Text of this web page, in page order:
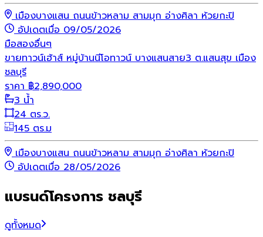
เมืองบางแสน ถนนข้าวหลาม สามมุก อ่างศิลา ห้วยกะปิ
อัปเดตเมื่อ 09/05/2026
มือสองอื่นๆ
ขายทาวน์เฮ้าส์ หมู่บ้านนีโอทาวน์ บางแสนสาย3 ต.แสนสุข เมือง
ชลบุรี
ราคา ฿2,890,000
3 น้ำ
24 ตร.ว.
145 ตร.ม
เมืองบางแสน ถนนข้าวหลาม สามมุก อ่างศิลา ห้วยกะปิ
อัปเดตเมื่อ 28/05/2026
แบรนด์โครงการ ชลบุรี
ดูทั้งหมด